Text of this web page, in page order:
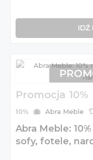
IDŹ
Promocja 10%
10% Abra Meble
Abra Meble:
sofy, fotele,